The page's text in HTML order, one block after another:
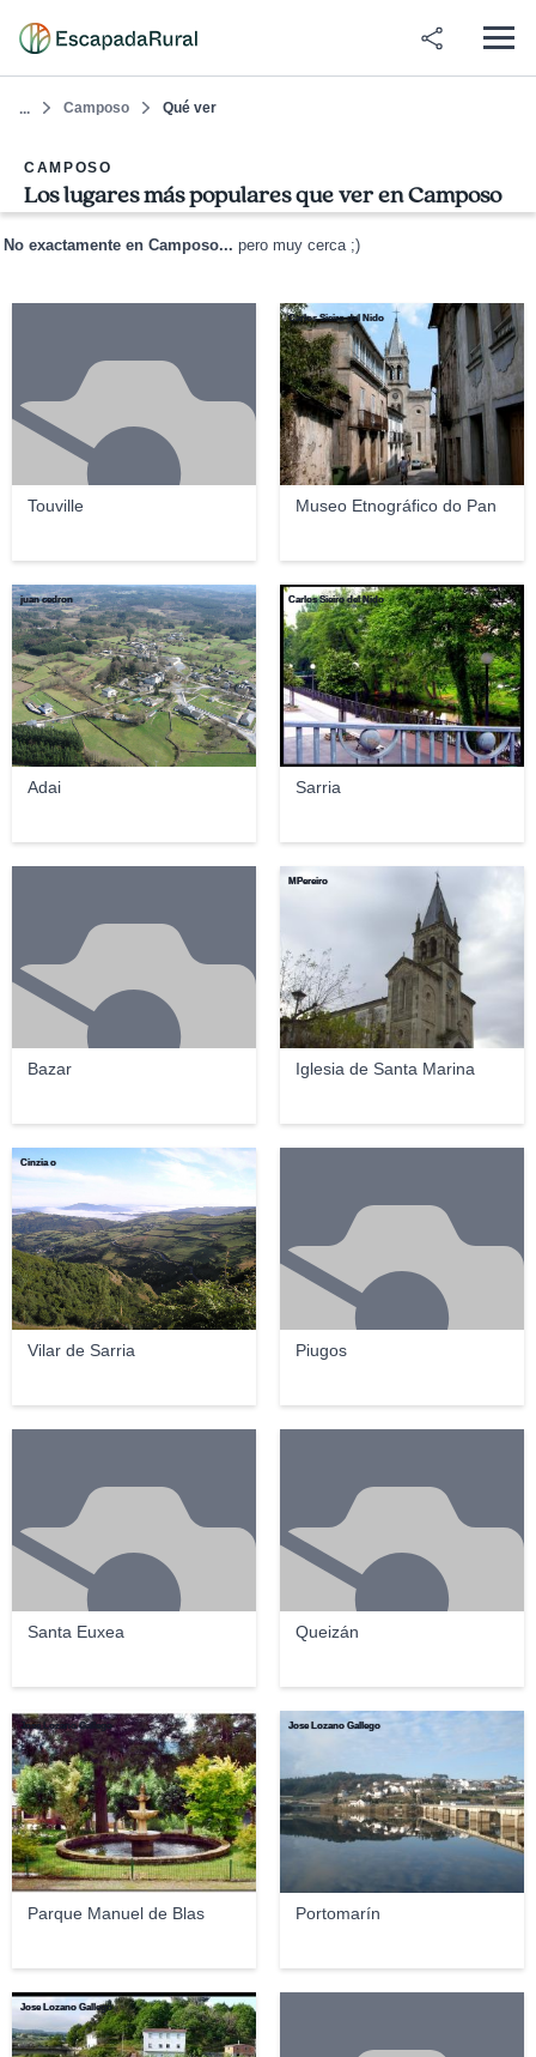
... Camposo Qué ver
CAMPOSO
Los lugares más populares que ver en Camposo
No exactamente en Camposo... pero muy cerca ;)
Touville Museo Etnográfico do Pan
Carlos Sieiro del Nido
Adai
juan cedron
Sarria
Carlos Sieiro del Nido
Bazar Iglesia de Santa Marina
MPereiro
Vilar de Sarria
Cinzia o
Piugos
Santa Euxea Queizán
Parque Manuel de Blas
Jose Lozano Gallego
Portomarín
Jose Lozano Gallego
Jose Lozano Gallego